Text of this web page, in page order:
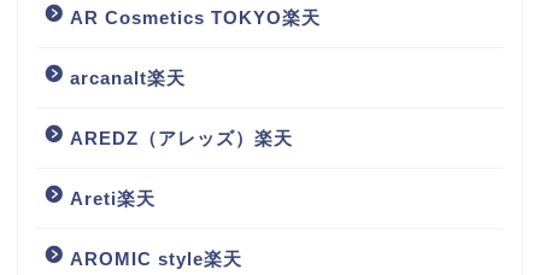
AR Cosmetics TOKYO楽天
arcanalt楽天
AREDZ（アレッズ）楽天
Areti楽天
AROMIC style楽天